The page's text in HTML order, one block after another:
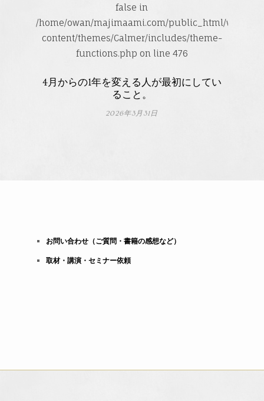
false in
/home/owan/majimaami.com/public_html/wp-
content/themes/Calmer/includes/theme-
functions.php on line 476
4月からの1年を変える人が最初にしてい
ること。
2026年3月31日
お問い合わせ（ご質問・書籍の感想など）
取材・講演・セミナー依頼